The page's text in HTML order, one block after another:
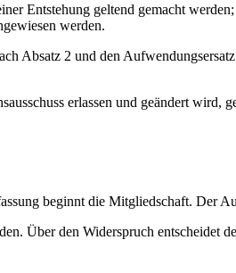
Entstehung geltend gemacht
werden.
Absatz 2 und den
erlassen und geändert wird,
beginnt die Mitgliedschaft. Der
Über den Widerspruch entscheidet